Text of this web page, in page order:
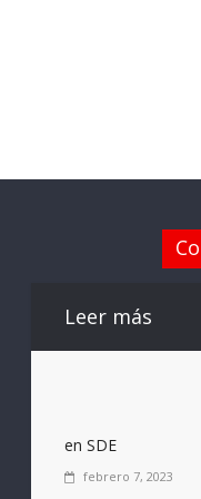
Leer más
en SDE
febrero 7, 2023